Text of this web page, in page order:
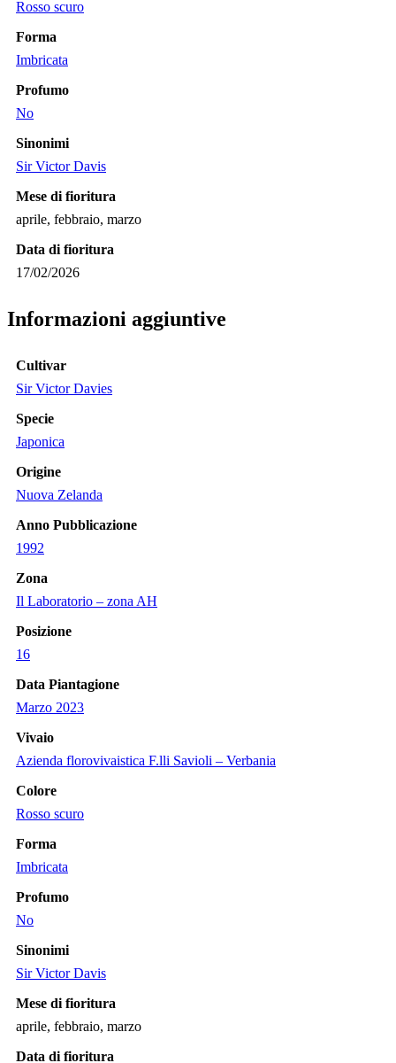
Rosso scuro
Forma
Imbricata
Profumo
No
Sinonimi
Sir Victor Davis
Mese di fioritura
aprile, febbraio, marzo
Data di fioritura
17/02/2026
Informazioni aggiuntive
Cultivar
Sir Victor Davies
Specie
Japonica
Origine
Nuova Zelanda
Anno Pubblicazione
1992
Zona
Il Laboratorio – zona AH
Posizione
16
Data Piantagione
Marzo 2023
Vivaio
Azienda florovivaistica F.lli Savioli – Verbania
Colore
Rosso scuro
Forma
Imbricata
Profumo
No
Sinonimi
Sir Victor Davis
Mese di fioritura
aprile, febbraio, marzo
Data di fioritura